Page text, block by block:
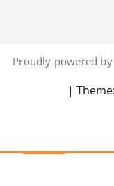
Proudly powered
| Theme: